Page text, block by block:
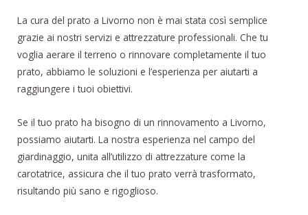
La cura del prato a Livorno non è mai stata così semplice
grazie ai nostri servizi e attrezzature professionali. Che tu
voglia aerare il terreno o rinnovare completamente il tuo
prato, abbiamo le soluzioni e l’esperienza per aiutarti a
raggiungere i tuoi obiettivi.
Se il tuo prato ha bisogno di un rinnovamento a Livorno,
possiamo aiutarti. La nostra esperienza nel campo del
giardinaggio, unita all’utilizzo di attrezzature come la
carotatrice, assicura che il tuo prato verrà trasformato,
risultando più sano e rigoglioso.